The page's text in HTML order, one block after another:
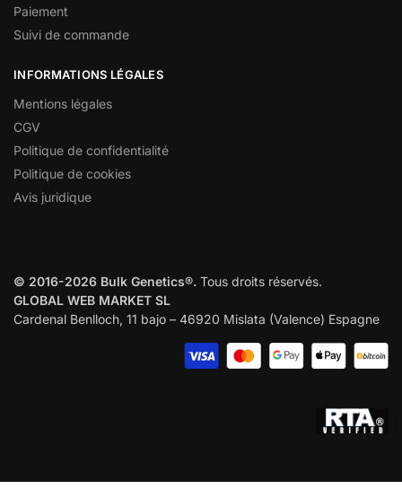
Paiement
Suivi de commande
INFORMATIONS LÉGALES
Mentions légales
CGV
Politique de confidentialité
Politique de cookies
Avis juridique
© 2016-2026 Bulk Genetics®. Tous droits réservés.
GLOBAL WEB MARKET SL
Cardenal Benlloch, 11 bajo – 46920 Mislata (Valence) Espagne